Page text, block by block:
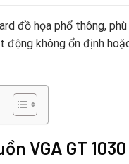
đồ họa phổ thông,
không ổn định
VGA GT